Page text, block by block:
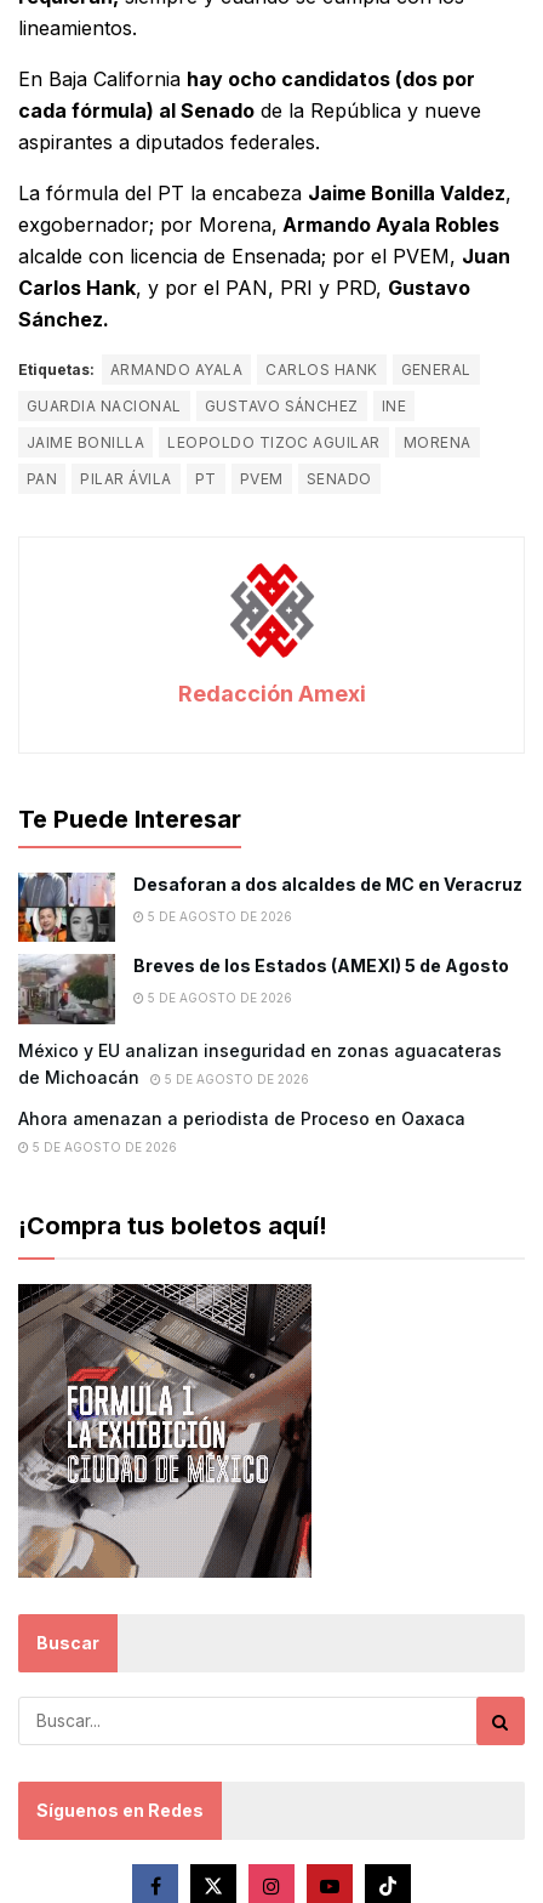
lineamientos.
En Baja California hay ocho candidatos (dos por
cada fórmula) al Senado de la República y nueve
aspirantes a diputados federales.
La fórmula del PT la encabeza Jaime Bonilla Valdez,
exgobernador; por Morena, Armando Ayala Robles
alcalde con licencia de Ensenada; por el PVEM, Juan
Carlos Hank, y por el PAN, PRI y PRD, Gustavo
Sánchez.
Etiquetas: ARMANDO AYALA CARLOS HANK
GENERAL
GUARDIA NACIONAL
GUSTAVO SÁNCHEZ
INE
JAIME BONILLA
LEOPOLDO TIZOC AGUILAR
MORENA
PAN
PILAR ÁVILA PT PVEM SENADO
Redacción Amexi
Te Puede Interesar
Desaforan a dos alcaldes de MC en Veracruz
5 DE AGOSTO DE 2026
Breves de los Estados (AMEXI) 5 de Agosto
5 DE AGOSTO DE 2026
México y EU analizan inseguridad en zonas aguacateras
de Michoacán
5 DE AGOSTO DE 2026
Ahora amenazan a periodista de Proceso en Oaxaca
5 DE AGOSTO DE 2026
¡Compra tus boletos aquí!
Buscar
Síguenos en Redes